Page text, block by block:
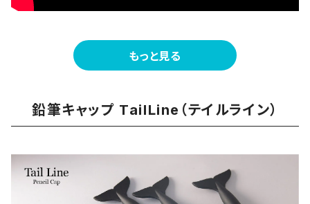
もっと見る
鉛筆キャップ TailLine（テイルライン）